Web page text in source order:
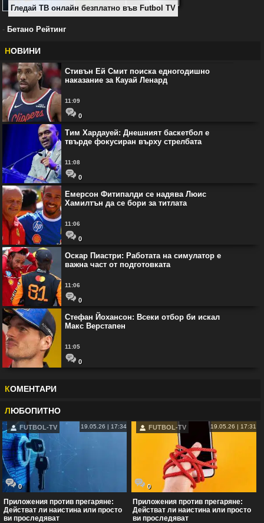
Гледай ТВ онлайн безплатно във Futbol TV
- Бетано Рейтинг
НОВИНИ
Стивън Ей Смит поиска едногодишно
наказание за Кауай Ленард
11:09
0
Тим Хардауей: Днешният баскетбол е
твърде фокусиран върху стрелбата
11:08
0
Емерсон Фитипалди се надява Люис
Хамилтън да се бори за титлата
11:06
0
Оскар Пиастри: Работата на симулатор е
важна част от подготовката
11:06
0
Стефан Йохансон: Всеки отбор би искал
Макс Верстапен
11:05
0
КОМЕНТАРИ
ЛЮБОПИТНО
FUTBOL-TV 19.05.26 | 17:34
0
Приложения против прегаряне:
Действат ли наистина или просто
ви проследяват
FUTBOL-TV 19.05.26 | 17:31
0
Приложения против прегаряне:
Действат ли наистина или просто
ви проследяват